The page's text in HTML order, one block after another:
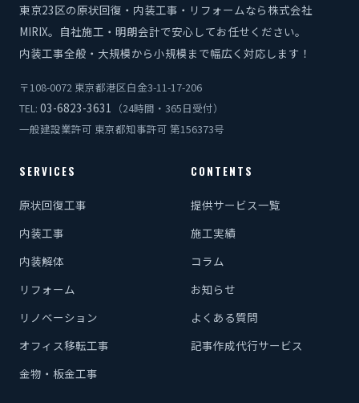
東京23区の原状回復・内装工事・リフォームなら株式会社
MIRIX。自社施工・明朗会計で安心してお任せください。
内装工事全般・大規模から小規模まで幅広く対応します！
〒108-0072 東京都港区白金3-11-17-206
TEL: 03-6823-3631
（24時間・365日受付）
一般建設業許可 東京都知事許可 第156373号
SERVICES
原状回復工事
内装工事
内装解体
リフォーム
リノベーション
オフィス移転工事
金物・板金工事
CONTENTS
提供サービス一覧
施工実績
コラム
お知らせ
よくある質問
記事作成代行サービス